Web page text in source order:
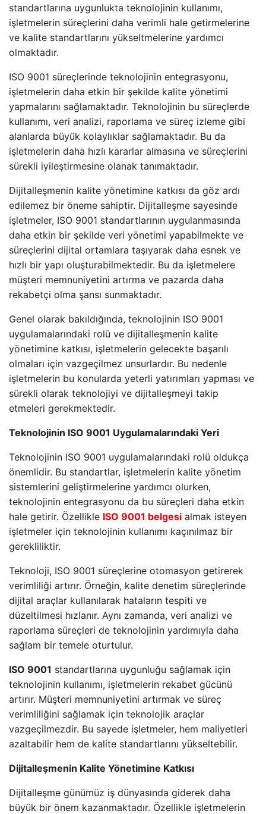
standartlarına uygunlukta teknolojinin kullanımı,
işletmelerin süreçlerini daha verimli hale getirmelerine
ve kalite standartlarını yükseltmelerine yardımcı
olmaktadır.
ISO 9001 süreçlerinde teknolojinin entegrasyonu,
işletmelerin daha etkin bir şekilde kalite yönetimi
yapmalarını sağlamaktadır. Teknolojinin bu süreçlerde
kullanımı, veri analizi, raporlama ve süreç izleme gibi
alanlarda büyük kolaylıklar sağlamaktadır. Bu da
işletmelerin daha hızlı kararlar almasına ve süreçlerini
sürekli iyileştirmesine olanak tanımaktadır.
Dijitalleşmenin kalite yönetimine katkısı da göz ardı
edilemez bir öneme sahiptir. Dijitalleşme sayesinde
işletmeler, ISO 9001 standartlarının uygulanmasında
daha etkin bir şekilde veri yönetimi yapabilmekte ve
süreçlerini dijital ortamlara taşıyarak daha esnek ve
hızlı bir yapı oluşturabilmektedir. Bu da işletmelere
müşteri memnuniyetini artırma ve pazarda daha
rekabetçi olma şansı sunmaktadır.
Genel olarak bakıldığında, teknolojinin ISO 9001
uygulamalarındaki rolü ve dijitalleşmenin kalite
yönetimine katkısı, işletmelerin gelecekte başarılı
olmaları için vazgeçilmez unsurlardır. Bu nedenle
işletmelerin bu konularda yeterli yatırımları yapması ve
sürekli olarak teknolojiyi ve dijitalleşmeyi takip
etmeleri gerekmektedir.
Teknolojinin ISO 9001 Uygulamalarındaki Yeri
Teknolojinin ISO 9001 uygulamalarındaki rolü oldukça
önemlidir. Bu standartlar, işletmelerin kalite yönetim
sistemlerini geliştirmelerine yardımcı olurken,
teknolojinin entegrasyonu da bu süreçleri daha etkin
hale getirir. Özellikle ISO 9001 belgesi almak isteyen
işletmeler için teknolojinin kullanımı kaçınılmaz bir
gerekliliktir.
Teknoloji, ISO 9001 süreçlerine otomasyon getirerek
verimliliği artırır. Örneğin, kalite denetim süreçlerinde
dijital araçlar kullanılarak hataların tespiti ve
düzeltilmesi hızlanır. Aynı zamanda, veri analizi ve
raporlama süreçleri de teknolojinin yardımıyla daha
sağlam bir temele oturtulur.
ISO 9001 standartlarına uygunluğu sağlamak için
teknolojinin kullanımı, işletmelerin rekabet gücünü
artırır. Müşteri memnuniyetini artırmak ve süreç
verimliliğini sağlamak için teknolojik araçlar
vazgeçilmezdir. Bu sayede işletmeler, hem maliyetleri
azaltabilir hem de kalite standartlarını yükseltebilir.
Dijitalleşmenin Kalite Yönetimine Katkısı
Dijitalleşme günümüz iş dünyasında giderek daha
büyük bir önem kazanmaktadır. Özellikle işletmelerin